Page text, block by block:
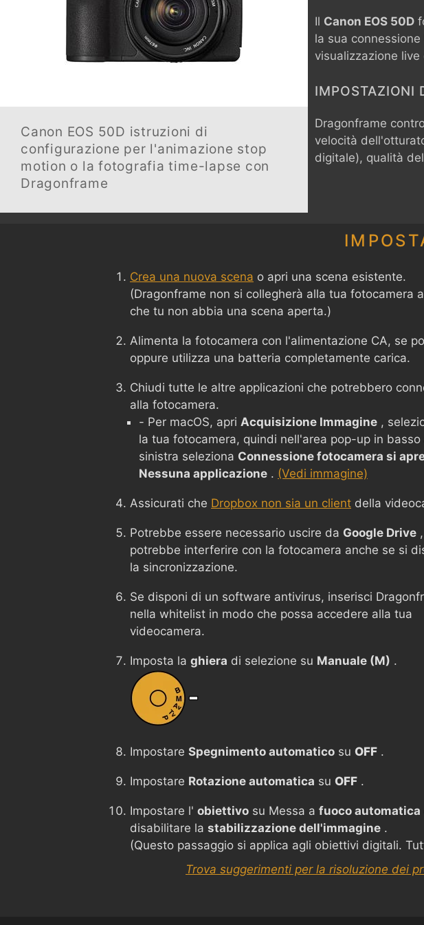
Canon EOS 50D istruzioni di
configurazione per l'animazione stop
motion o la fotografia time-lapse con
Dragonframe
Il Canon EOS 50D
la sua
visualizzazione
IMPOSTAZIONI
Dragonframe
velocità
digitale), qualità
Crea una nuova scena o apri una scena esistente.
(Dragonframe non si collegherà alla tua fotocamera
che tu non abbia una scena aperta.)
Alimenta la fotocamera con l'alimentazione CA, se
oppure utilizza una batteria completamente carica.
Chiudi tutte le altre applicazioni che potrebbero
alla fotocamera.
- Per macOS, apri Acquisizione Immagine ,
la tua fotocamera, quindi nell'area pop-up in basso
sinistra seleziona Connessione fotocamera si
Nessuna applicazione . (Vedi immagine)
Assicurati che Dropbox non sia un client della
Potrebbe essere necessario uscire da Google Drive
potrebbe interferire con la fotocamera anche se si
la sincronizzazione.
Se disponi di un software antivirus, inserisci
nella whitelist in modo che possa accedere alla tua
videocamera.
Imposta la ghiera di selezione su Manuale (M) .
Impostare Spegnimento automatico su OFF .
Impostare Rotazione automatica su OFF .
Impostare l' obiettivo su Messa a fuoco automatica
disabilitare la stabilizzazione dell'immagine .
(Questo passaggio si applica agli obiettivi digitali.
Trova suggerimenti per la risoluzione dei